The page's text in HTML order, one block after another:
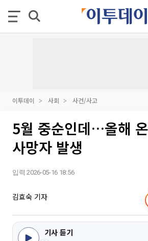
이투데이 사회 사건/사고
5월 중순인데…올해
사망자 발생
입력 2026-05-16 18:56
김효숙 기자
기사 듣기